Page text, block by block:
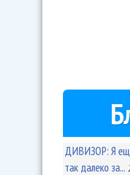
ДИВИЗОР: Я
так далеко за...